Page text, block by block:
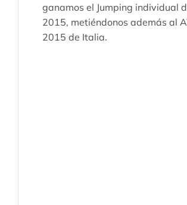
ganamos el Jumping individual
2015, metiéndonos además al
2015 de Italia.